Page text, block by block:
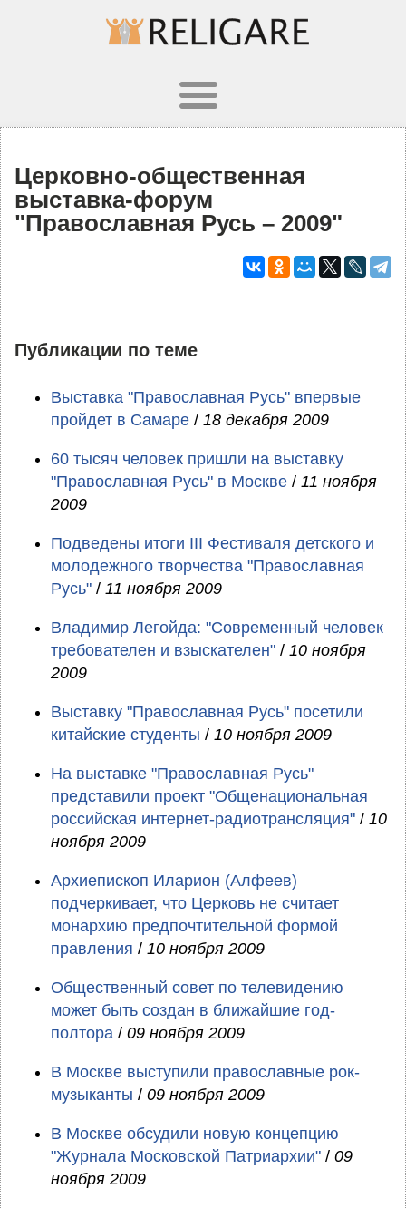
Церковно-общественная
выставка-форум
"Православная Русь – 2009"
Публикации по теме
Выставка "Православная Русь" впервые
пройдет в Самаре / 18 декабря 2009
60 тысяч человек пришли на выставку
"Православная Русь" в Москве / 11 ноября
2009
Подведены итоги III Фестиваля детского и
молодежного творчества "Православная
Русь" / 11 ноября 2009
Владимир Легойда: "Современный человек
требователен и взыскателен" / 10 ноября
2009
Выставку "Православная Русь" посетили
китайские студенты / 10 ноября 2009
На выставке "Православная Русь"
представили проект "Общенациональная
российская интернет-радиотрансляция" / 10
ноября 2009
Архиепископ Иларион (Алфеев)
подчеркивает, что Церковь не считает
монархию предпочтительной формой
правления / 10 ноября 2009
Общественный совет по телевидению
может быть создан в ближайшие год-
полтора / 09 ноября 2009
В Москве выступили православные рок-
музыканты / 09 ноября 2009
В Москве обсудили новую концепцию
"Журнала Московской Патриархии" / 09
ноября 2009